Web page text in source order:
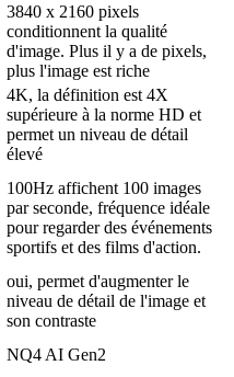
3840 x 2160 pixels
conditionnent la qualité
d'image. Plus il y a de pixels,
plus l'image est riche
4K, la définition est 4X
supérieure à la norme HD et
permet un niveau de détail
élevé
100Hz affichent 100 images
par seconde, fréquence idéale
pour regarder des événements
sportifs et des films d'action.
oui, permet d'augmenter le
niveau de détail de l'image et
son contraste
NQ4 AI Gen2